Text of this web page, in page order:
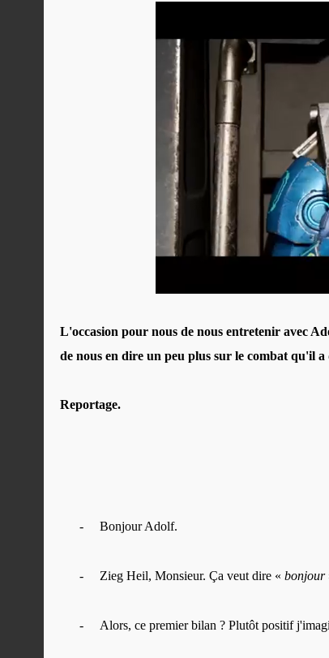
L'occasion pour nous de nous entretenir avec
de nous en dire un peu plus sur le combat qu'il a
Reportage.
- Bonjour Adolf.
- Zieg Heil, Monsieur. Ça veut dire « bonjour
- Alors, ce premier bilan ? Plutôt positif